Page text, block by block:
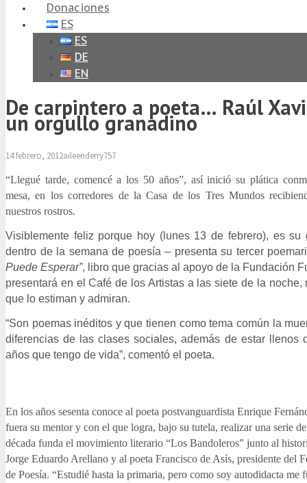
Donaciones
ES
ES
DE
EN
De carpintero a poeta… Raúl
un orgullo granadino
14 febrero, 2012aileenderry757
“Llegué tarde, comencé a los 50 años”, así inició su plática
mesa, en los corredores de la Casa de los Tres Mundos
nuestros rostros.
Visiblemente feliz porque hoy (lunes 13 de febrero), es su
dentro de la semana de poesía – presenta su tercer
Puede Esperar”, libro que gracias al apoyo de la Fundación
presentará en el Café de los Artistas a las siete de la noche,
que lo estiman y admiran.
“Son poemas inéditos y que tienen como tema común la
diferencias de las clases sociales, además de estar llenos
años que tengo de vida”, comentó el poeta.
En los años sesenta conoce al poeta postvanguardista Enrique
fuera su mentor y con el que logra, bajo su tutela, realizar una serie
década funda el movimiento literario “Los Bandoleros” junto al
Jorge Eduardo Arellano y al poeta Francisco de Asís, presidente del
de Poesía. “Estudié hasta la primaria, pero como soy autodidacta me